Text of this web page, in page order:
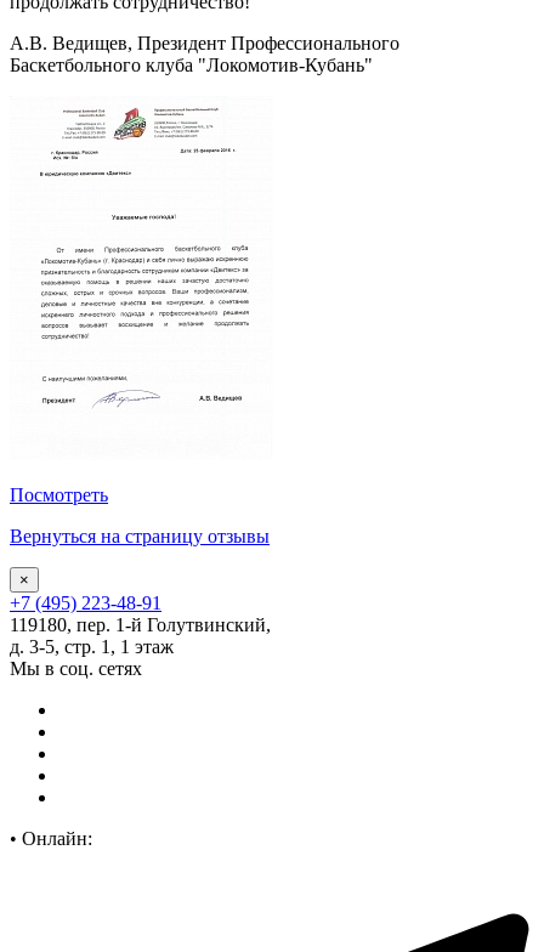
А.В. Ведищев, Президент Профессионального
Баскетбольного клуба "Локомотив-Кубань"
Посмотреть
Вернуться на страницу отзывы
×
+7 (495) 223-48-91
119180, пер. 1-й Голутвинский,
д. 3-5, стр. 1, 1 этаж
Мы в соц. сетях
• Онлайн: